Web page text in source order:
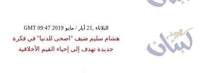
GMT 09:47 2019 الثلاثاء ,21 أيار / مايو
هشام سليم ضيف "اصحى للدنيا" في فكرة
جديدة تهدف إلى إحياء القيم الأخلاقية